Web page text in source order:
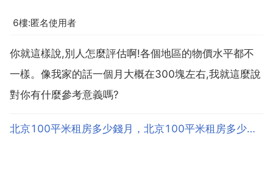
6樓:匿名使用者
你就這樣說,別人怎麼評估啊!各個地區的物價水平都不
一樣。像我家的話一個月大概在300塊左右,我就這麼說
對你有什麼參考意義嗎?
北京100平米租房多少錢月，北京100平米租房多少錢一個月